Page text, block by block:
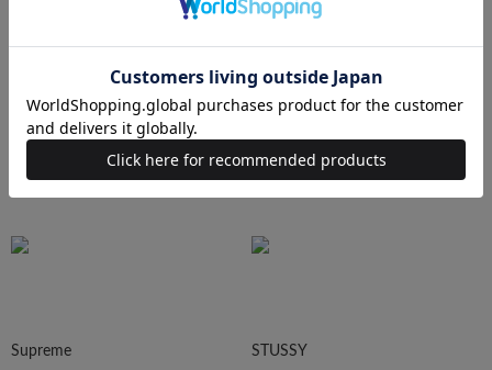
Needles
Ralph Lauren HUMAN MADE
Supreme STUSSY